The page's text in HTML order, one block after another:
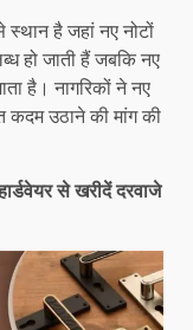
है जहां नए नोटों
हो जाती हैं जबकि नए
है। नागरिकों ने नए
कदम उठाने की मांग की
से खरीदें दरवाजे